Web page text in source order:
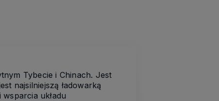
Tybecie i Chinach. Jest
najsilniejszą ładowarką
układu